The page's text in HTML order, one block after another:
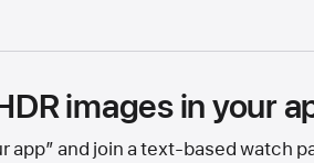
images in your
app” and join a text-based watch